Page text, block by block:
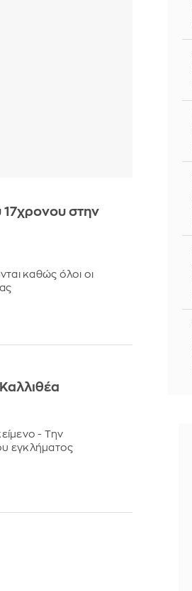
στην
καθώς όλοι οι
- Την
εγκλήματος